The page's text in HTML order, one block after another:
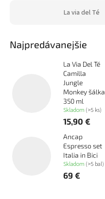
La via del Té
Najpredávanejšie
La Via Del Té
Camilla
Jungle
Monkey šálka
350 ml
Skladom (>5 ks)
15,90 €
Ancap
Espresso set
Italia in Bici
Skladom (>5 bal)
69 €